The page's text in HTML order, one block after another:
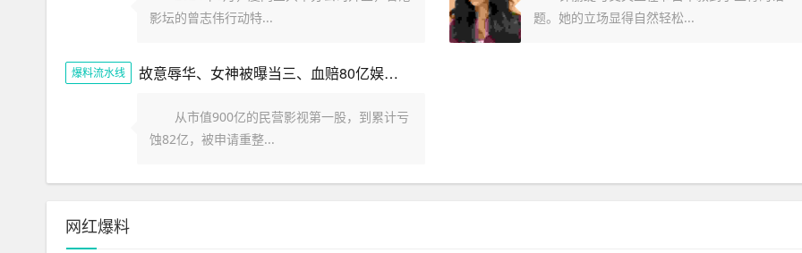
影坛的曾志伟行动特...
题。她的立场显得自然轻松...
爆料流水线 故意辱华、女神被曝当三、血赔80亿娱圈的瓜一个比一个劲爆
从市值900亿的民营影视第一股，到累计亏
蚀82亿，被申请重整...
网红爆料